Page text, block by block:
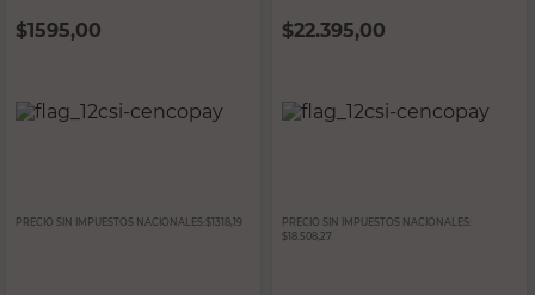
$1595,00
PRECIO SIN IMPUESTOS NACIONALES: $1318,19
$22.395,00
PRECIO SIN IMPUESTOS NACIONALES:
$18.508,27